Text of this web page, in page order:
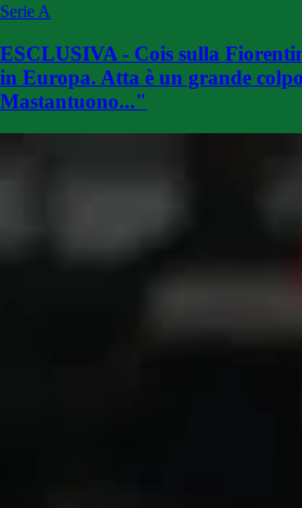
Serie A
ESCLUSIVA - Cois sulla
in Europa. Atta è un grande
Mastantuono..."